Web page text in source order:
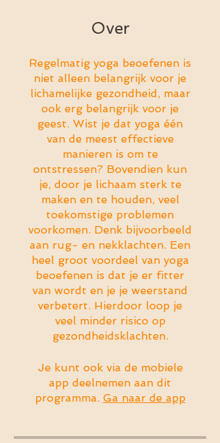
Over
Regelmatig yoga beoefenen is
niet alleen belangrijk voor je
lichamelijke gezondheid, maar
ook erg belangrijk voor je
geest. Wist je dat yoga één
van de meest effectieve
manieren is om te
ontstressen? Bovendien kun
je, door je lichaam sterk te
maken en te houden, veel
toekomstige problemen
voorkomen. Denk bijvoorbeeld
aan rug- en nekklachten. Een
heel groot voordeel van yoga
beoefenen is dat je er fitter
van wordt en je je weerstand
verbetert. Hierdoor loop je
veel minder risico op
gezondheidsklachten.
Je kunt ook via de mobiele
app deelnemen aan dit
programma. Ga naar de app